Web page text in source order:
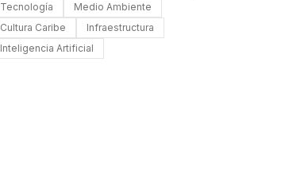
Tecnología
Medio Ambiente
Cultura Caribe
Infraestructura
Inteligencia Artificial